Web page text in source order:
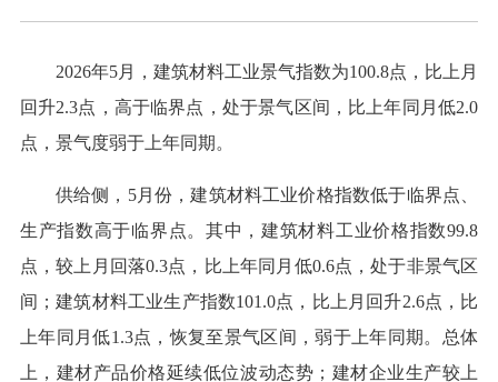
2026年5月，建筑材料工业景气指数为100.8点，比上月
回升2.3点，高于临界点，处于景气区间，比上年同月低2.0
点，景气度弱于上年同期。
供给侧，5月份，建筑材料工业价格指数低于临界点、
生产指数高于临界点。其中，建筑材料工业价格指数99.8
点，较上月回落0.3点，比上年同月低0.6点，处于非景气区
间；建筑材料工业生产指数101.0点，比上月回升2.6点，比
上年同月低1.3点，恢复至景气区间，弱于上年同期。总体
上，建材产品价格延续低位波动态势；建材企业生产较上